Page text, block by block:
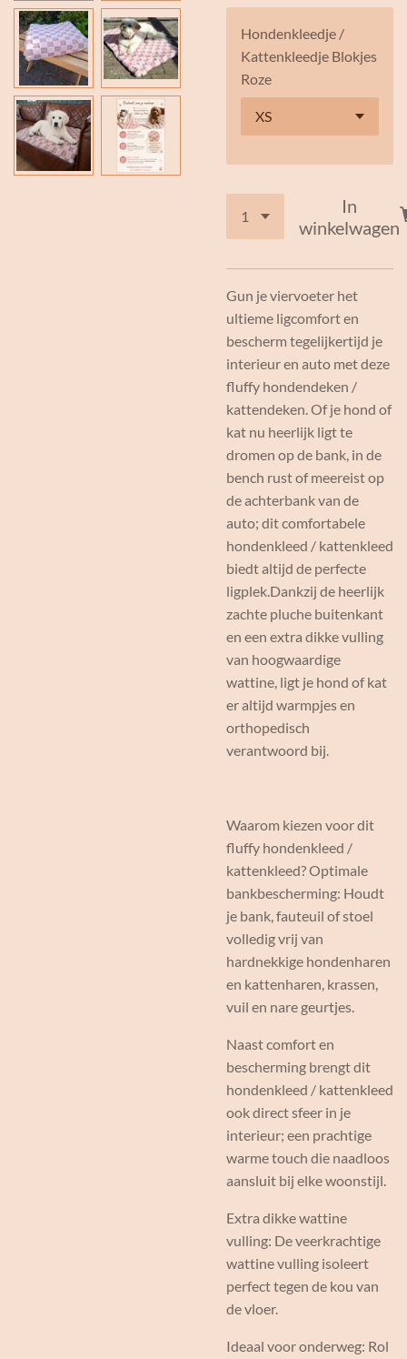
Hondenkleedje /
Kattenkleedje Blokjes
Roze
In
winkelwagen
Gun je viervoeter het
ultieme ligcomfort en
bescherm tegelijkertijd je
interieur en auto met deze
fluffy hondendeken /
kattendeken. Of je hond of
kat nu heerlijk ligt te
dromen op de bank, in de
bench rust of meereist op
de achterbank van de
auto; dit comfortabele
hondenkleed / kattenkleed
biedt altijd de perfecte
ligplek.Dankzij de heerlijk
zachte pluche buitenkant
en een extra dikke vulling
van hoogwaardige
wattine, ligt je hond of kat
er altijd warmpjes en
orthopedisch
verantwoord bij.
Waarom kiezen voor dit
fluffy hondenkleed /
kattenkleed? Optimale
bankbescherming: Houdt
je bank, fauteuil of stoel
volledig vrij van
hardnekkige hondenharen
en kattenharen, krassen,
vuil en nare geurtjes.
Naast comfort en
bescherming brengt dit
hondenkleed / kattenkleed
ook direct sfeer in je
interieur; een prachtige
warme touch die naadloos
aansluit bij elke woonstijl.
Extra dikke wattine
vulling: De veerkrachtige
wattine vulling isoleert
perfect tegen de kou van
de vloer.
Ideaal voor onderweg: Rol